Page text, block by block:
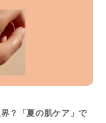
？「夏の肌ケア」で